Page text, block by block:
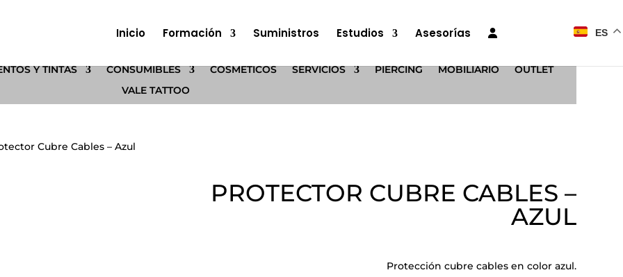
Inicio Formación Suministros Estudios Asesorías ES
Y TINTAS CONSUMIBLES COSMÉTICOS SERVICIOS PIERCING MOBILIARIO
OUTLET
VALE TATTOO
Cubre Cables – Azul
PROTECTOR CUBRE CABLES –
AZUL
Protección cubre cables en color azul.